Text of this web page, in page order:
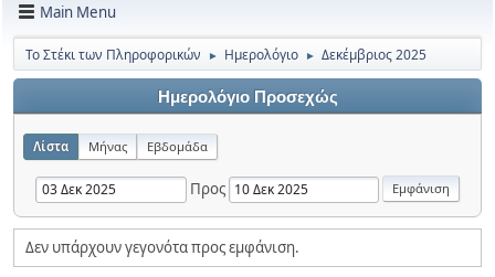
Main Menu
Το Στέκι των Πληροφορικών ► Ημερολόγιο ► Δεκέμβριος 2025
Ημερολόγιο Προσεχώς
Λίστα Μήνας Εβδομάδα
Προς
Δεν υπάρχουν γεγονότα προς εμφάνιση.